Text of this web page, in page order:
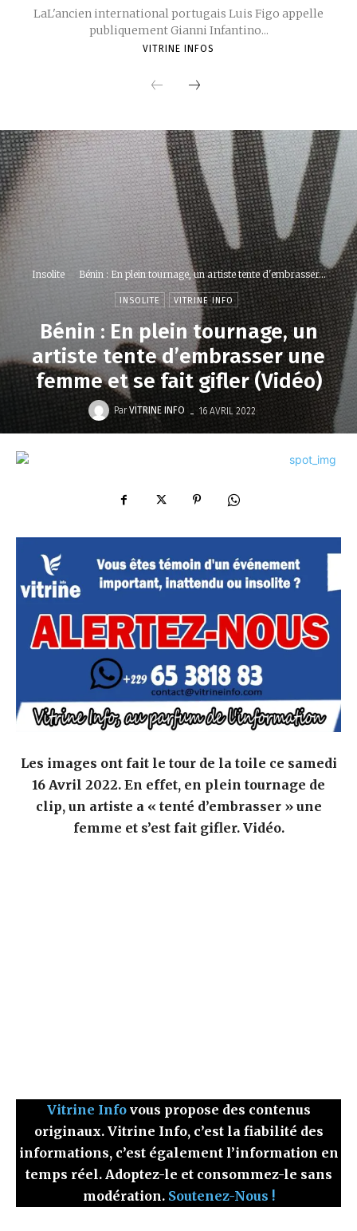
LaL'ancien international portugais Luis Figo appelle
publiquement Gianni Infantino...
VITRINE INFOS